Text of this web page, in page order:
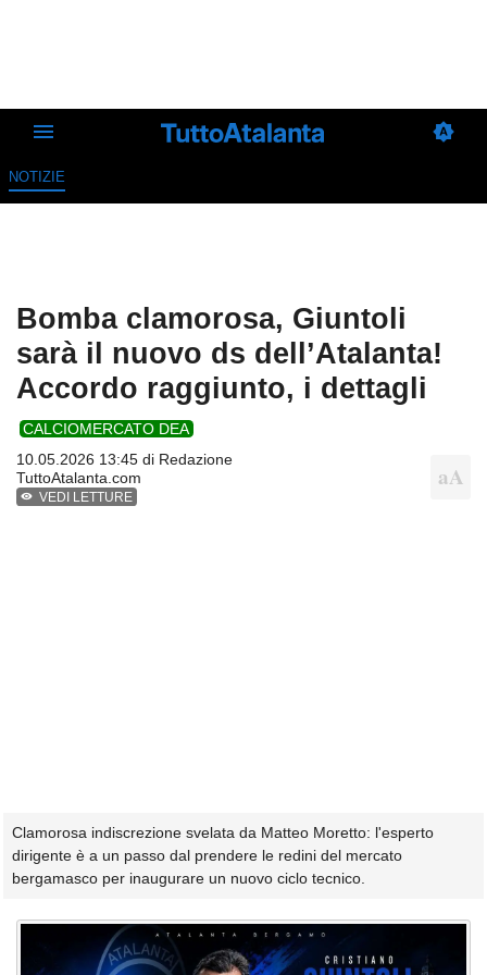
NOTIZIE
Bomba clamorosa, Giuntoli
sarà il nuovo ds dell’Atalanta!
Accordo raggiunto, i dettagli
CALCIOMERCATO DEA
10.05.2026 13:45 di Redazione
TuttoAtalanta.com
VEDI LETTURE
Clamorosa indiscrezione svelata da Matteo Moretto: l'esperto
dirigente è a un passo dal prendere le redini del mercato
bergamasco per inaugurare un nuovo ciclo tecnico.